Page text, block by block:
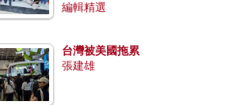
編輯精選
台灣被美國拖累
張建雄